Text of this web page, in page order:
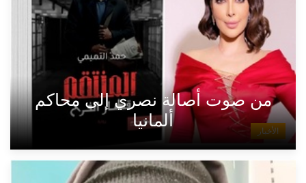
الأخبار
من صوت أصالة نصري إلى محاكم
ألمانيا